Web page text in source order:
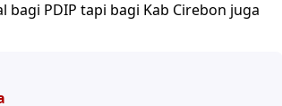
PDIP tapi bagi Kab Cirebon juga